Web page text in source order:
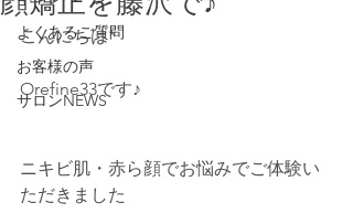
よくあるご質問
お客様の声
サロンNEWS
こんにちは*
Orefine33です♪
ニキビ肌・赤ら顔でお悩みでご体験い
ただきました